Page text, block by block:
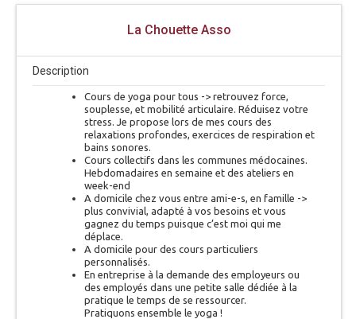
La Chouette Asso
Description
Cours de yoga pour tous -> retrouvez force,
souplesse, et mobilité articulaire. Réduisez votre
stress. Je propose lors de mes cours des
relaxations profondes, exercices de respiration et
bains sonores.
Cours collectifs dans les communes médocaines.
Hebdomadaires en semaine et des ateliers en
week-end
A domicile chez vous entre ami-e-s, en famille ->
plus convivial, adapté à vos besoins et vous
gagnez du temps puisque c’est moi qui me
déplace.
A domicile pour des cours particuliers
personnalisés.
En entreprise à la demande des employeurs ou
des employés dans une petite salle dédiée à la
pratique le temps de se ressourcer.
Pratiquons ensemble le yoga !